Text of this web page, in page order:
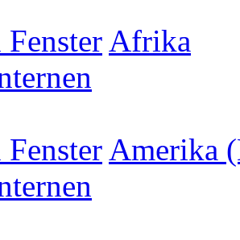
Afrika
Amerika